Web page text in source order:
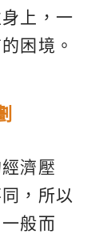
上，一
困境。
濟壓
，所以
般而